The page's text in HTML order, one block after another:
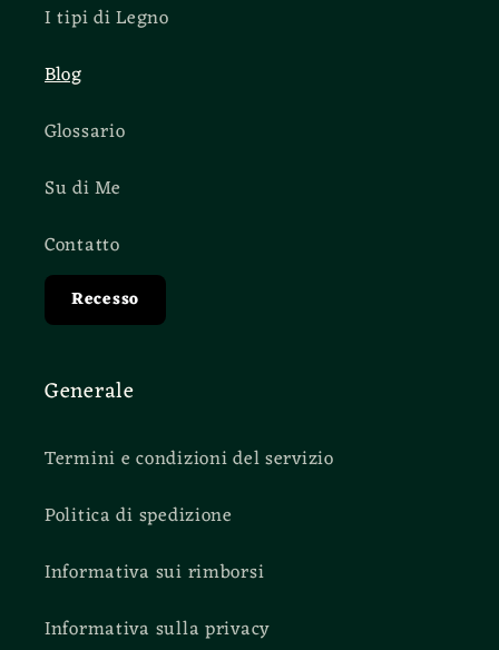
I tipi di Legno
Blog
Glossario
Su di Me
Contatto
Recesso
Generale
Termini e condizioni del servizio
Politica di spedizione
Informativa sui rimborsi
Informativa sulla privacy